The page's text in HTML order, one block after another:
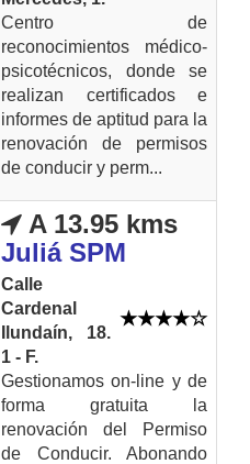
Centro de
reconocimientos médico-
psicotécnicos, donde se
realizan certificados e
informes de aptitud para la
renovación de permisos
de conducir y perm...
A 13.95 kms
Juliá SPM
Calle
Cardenal
Ilundaín, 18.
1 - F.
Gestionamos on-line y de
forma gratuita la
renovación del Permiso
de Conducir. Abonando